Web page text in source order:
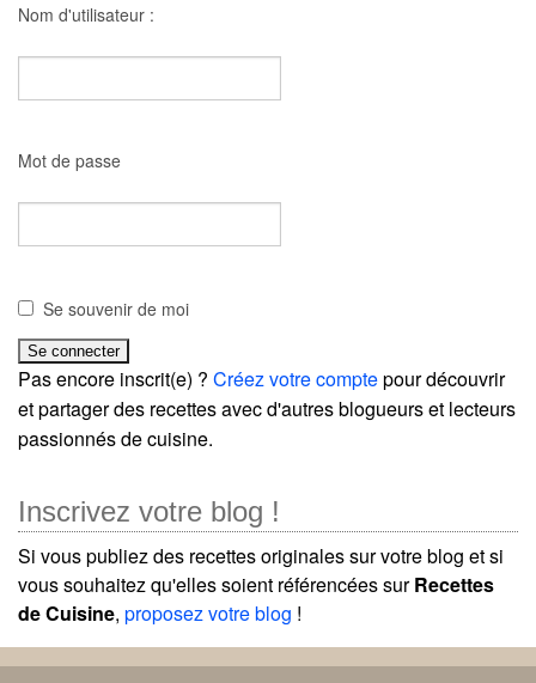
Nom d'utilisateur :
Mot de passe
Se souvenir de moi
Pas encore inscrit(e) ? Créez votre comptepour découvrir
et partager des recettes avec d'autres blogueurs et lecteurs
passionnés de cuisine.
Inscrivez votre blog !
Si vous publiez des recettes originales sur votre blog et si
vous souhaitez qu'elles soient référencées surRecettes
de Cuisine, proposez votre blog !